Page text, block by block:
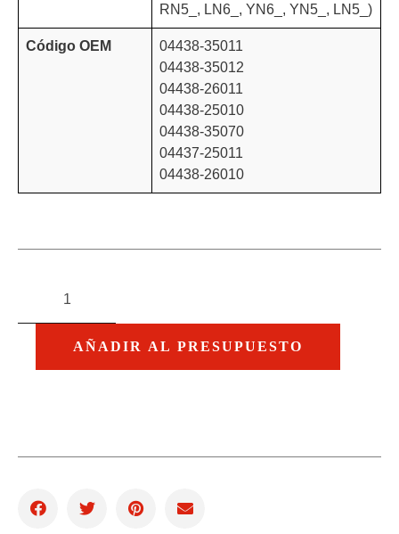
RN5_, LN6_, YN6_, YN5_, LN5_)
Código OEM
04438-35011
04438-35012
04438-26011
04438-25010
04438-35070
04437-25011
04438-26010
AÑADIR AL PRESUPUESTO